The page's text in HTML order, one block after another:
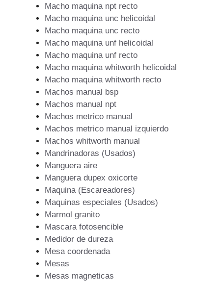
Macho maquina npt recto
Macho maquina unc helicoidal
Macho maquina unc recto
Macho maquina unf helicoidal
Macho maquina unf recto
Macho maquina whitworth helicoidal
Macho maquina whitworth recto
Machos manual bsp
Machos manual npt
Machos metrico manual
Machos metrico manual izquierdo
Machos whitworth manual
Mandrinadoras (Usados)
Manguera aire
Manguera dupex oxicorte
Maquina (Escareadores)
Maquinas especiales (Usados)
Marmol granito
Mascara fotosencible
Medidor de dureza
Mesa coordenada
Mesas
Mesas magneticas